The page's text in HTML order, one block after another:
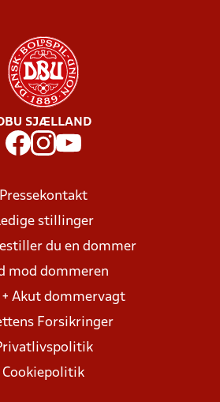
SJÆLLAND
Pressekontakt
stillinger
du en dommer
mod dommeren
Akut dommervagt
Forsikringer
Cookiepolitik